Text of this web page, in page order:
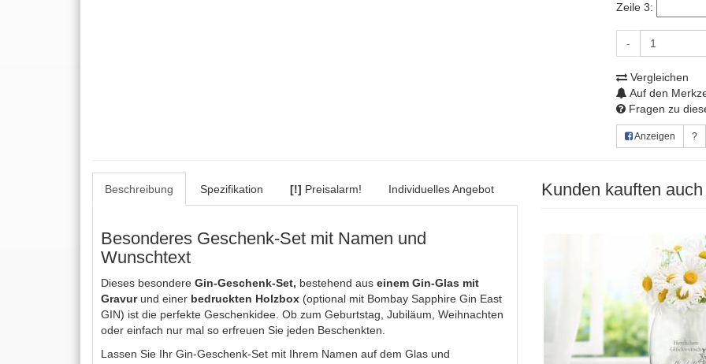
Zeile 3:
-
Vergleichen
Auf den
Fragen zu
Anzeigen ?
Beschreibung Spezifikation [!] Preisalarm! Individuelles Angebot
Besonderes Geschenk-Set mit Namen und
Wunschtext
Dieses besondere Gin-Geschenk-Set, bestehend aus einem Gin-Glas mit
Gravurund einer bedruckten Holzbox (optional mit Bombay Sapphire Gin East
GIN) ist die perfekte Geschenkidee. Ob zum Geburtstag, Jubiläum, Weihnachten
oder einfach nur mal so erfreuen Sie jeden Beschenkten.
Lassen Sie Ihr Gin-Geschenk-Set mit Ihrem Namen auf dem Glas und
Kunden kauften auch